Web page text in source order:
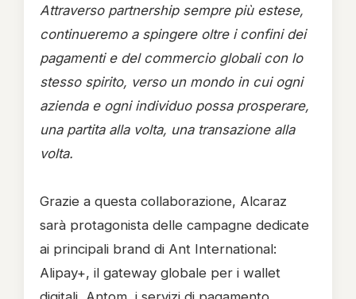
Attraverso partnership sempre più estese,
continueremo a spingere oltre i confini dei
pagamenti e del commercio globali con lo
stesso spirito, verso un mondo in cui ogni
azienda e ogni individuo possa prosperare,
una partita alla volta, una transazione alla
volta.
Grazie a questa collaborazione, Alcaraz
sarà protagonista delle campagne dedicate
ai principali brand di Ant International:
Alipay+, il gateway globale per i wallet